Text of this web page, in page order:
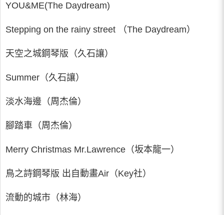
YOU&ME(The Daydream)
Stepping on the rainy street （The Daydream）
天空之城鋼琴版（久石讓）
Summer（久石讓）
淡水海邊（周杰倫）
腳踏車（周杰倫）
Merry Christmas Mr.Lawrence（坂本龍一）
鳥之詩鋼琴版 出自動畫Air（Key社）
流動的城市（林海）